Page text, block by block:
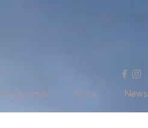
ケジュール カフェ News